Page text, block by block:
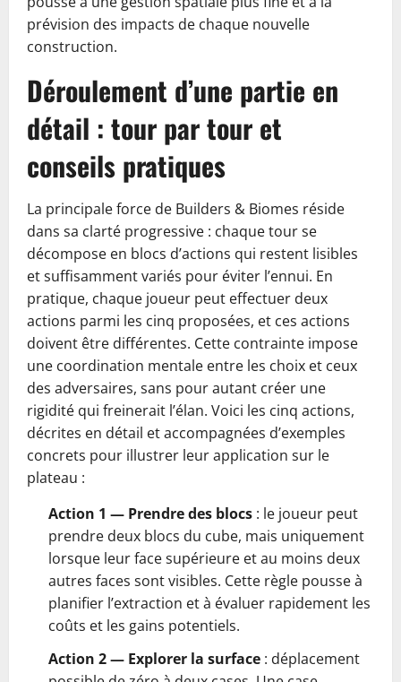
prévision des impacts de chaque nouvelle
construction.
Déroulement d’une partie en
détail : tour par tour et
conseils pratiques
La principale force de Builders & Biomes réside
dans sa clarté progressive : chaque tour se
décompose en blocs d’actions qui restent lisibles
et suffisamment variés pour éviter l’ennui. En
pratique, chaque joueur peut effectuer deux
actions parmi les cinq proposées, et ces actions
doivent être différentes. Cette contrainte impose
une coordination mentale entre les choix et ceux
des adversaires, sans pour autant créer une
rigidité qui freinerait l’élan. Voici les cinq actions,
décrites en détail et accompagnées d’exemples
concrets pour illustrer leur application sur le
plateau :
Action 1 — Prendre des blocs : le joueur peut
prendre deux blocs du cube, mais uniquement
lorsque leur face supérieure et au moins deux
autres faces sont visibles. Cette règle pousse à
planifier l’extraction et à évaluer rapidement les
coûts et les gains potentiels.
Action 2 — Explorer la surface : déplacement